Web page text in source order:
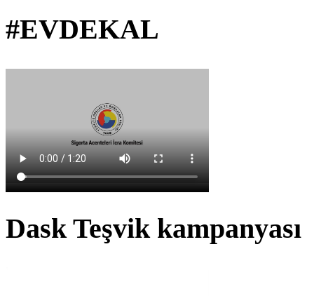
#EVDEKAL
Dask Teşvik kampanyası